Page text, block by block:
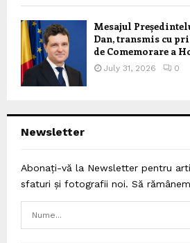
Mesajul
Dan, transmis cu
de Comemorare a
July 31, 2026 0
Newsletter
Abonați-vă la Newsletter pentru
sfaturi și fotografii noi. Să